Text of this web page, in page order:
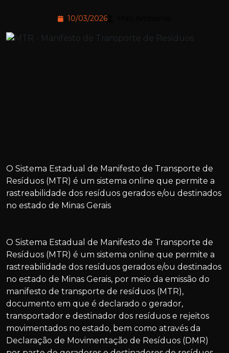
10/03/2026
O Sistema Estadual de Manifesto de Transporte de
Resíduos (MTR) é um sistema online que permite a
rastreabilidade dos resíduos gerados e/ou destinados
no estado de Minas Gerais
O Sistema Estadual de Manifesto de Transporte de
Resíduos (MTR) é um sistema online que permite a
rastreabilidade dos resíduos gerados e/ou destinados
no estado de Minas Gerais, por meio da emissão do
manifesto de transporte de resíduos (MTR),
documento em que é declarado o gerador,
transportador e destinador dos resíduos e rejeitos
movimentados no estado, bem como através da
Declaração de Movimentação de Resíduos (DMR)